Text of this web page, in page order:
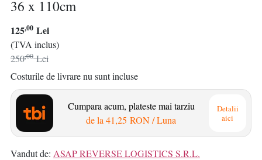
36 x 110cm
125,00 Lei
(TVA inclus)
250,00 Lei
Costurile de livrare nu sunt incluse
Cumpara acum, plateste mai tarziu
de la 41,25 RON/ Luna
Detalii
aici
Vandut de: ASAP REVERSE LOGISTICS S.R.L.